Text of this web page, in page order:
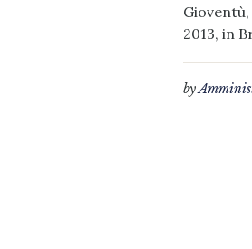
2013, in
by